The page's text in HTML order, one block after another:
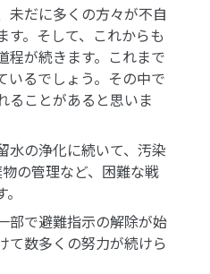
未だに多くの方々が不自
す。そして、これからも
程が続きます。これまで
いるでしょう。その中で
ることがあると思いま
水の浄化に続いて、汚染
の管理など、困難な戦
部で避難指示の解除が始
て数多くの努力が続けら